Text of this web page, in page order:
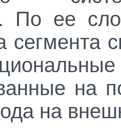
По ее
сегмента
на
на